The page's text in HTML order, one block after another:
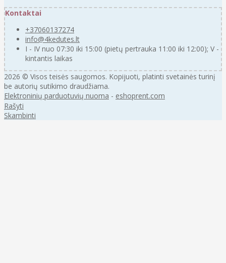
Kontaktai
+37060137274
info@4kedutes.lt
I - IV nuo 07:30 iki 15:00 (pietų pertrauka 11:00 iki 12:00); V -
kintantis laikas
2026 © Visos teisės saugomos. Kopijuoti, platinti svetainės turinį
be autorių sutikimo draudžiama.
Elektroninių parduotuvių nuoma - eshoprent.com
Rašyti
Skambinti